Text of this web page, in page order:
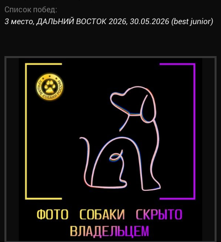
Список побед:
3 место, ДАЛЬНИЙ ВОСТОК 2026, 30.05.2026 (best junior)